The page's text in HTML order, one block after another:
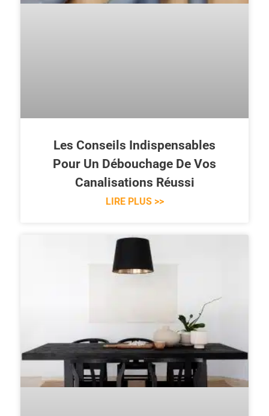
Les Conseils Indispensables
Pour Un Débouchage De Vos
Canalisations Réussi
LIRE PLUS >>